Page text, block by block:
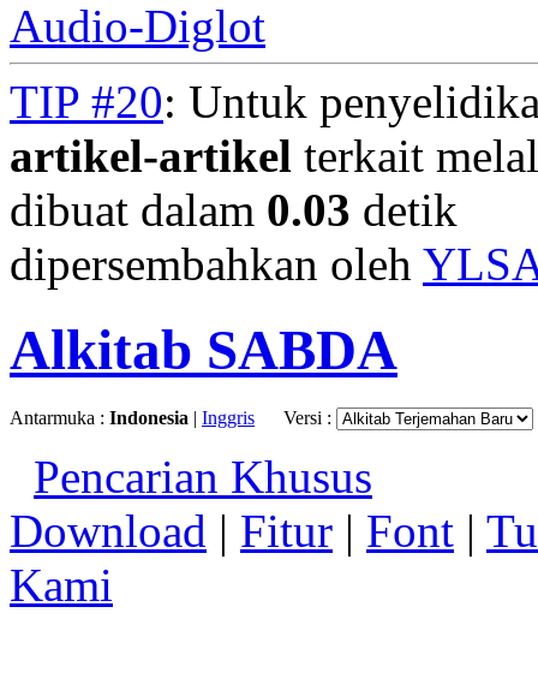
Audio-Diglot
TIP #20: Untuk
artikel-artikel terkait
dibuat dalam 0.03 detik
dipersembahkan oleh
Alkitab SABDA
Antarmuka : Indonesia | Inggris Versi :
Pencarian Khusus
Download | Fitur | Font |
Kami